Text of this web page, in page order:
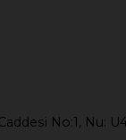
No:1, Nu: